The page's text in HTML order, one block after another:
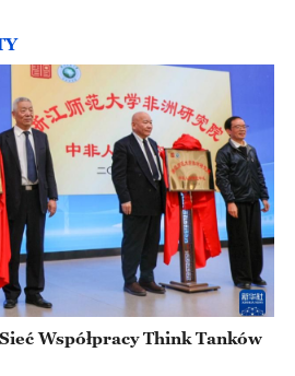
Współpracy Think Tanków